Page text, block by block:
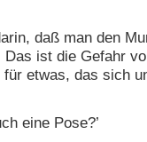
daß man den
ist die Gefahr
etwas, das sich
eine Pose?’